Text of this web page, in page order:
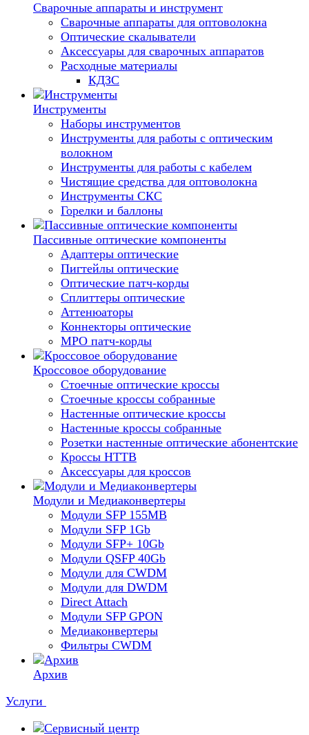
Сварочные аппараты и инструмент
Сварочные аппараты для оптоволокна
Оптические скалыватели
Аксессуары для сварочных аппаратов
Расходные материалы
КДЗС
Инструменты
Наборы инструментов
Инструменты для работы с оптическим
волокном
Инструменты для работы с кабелем
Чистящие средства для оптоволокна
Инструменты СКС
Горелки и баллоны
Пассивные оптические компоненты
Адаптеры оптические
Пигтейлы оптические
Оптические патч-корды
Сплиттеры оптические
Аттенюаторы
Коннекторы оптические
MPO патч-корды
Кроссовое оборудование
Стоечные оптические кроссы
Стоечные кроссы собранные
Настенные оптические кроссы
Настенные кроссы собранные
Розетки настенные оптические абонентские
Кроссы HTTB
Аксессуары для кроссов
Модули и Медиаконвертеры
Модули SFP 155MB
Модули SFP 1Gb
Модули SFP+ 10Gb
Модули QSFP 40Gb
Модули для CWDM
Модули для DWDM
Direct Attach
Модули SFP GPON
Медиаконвертеры
Фильтры CWDM
Архив
Услуги